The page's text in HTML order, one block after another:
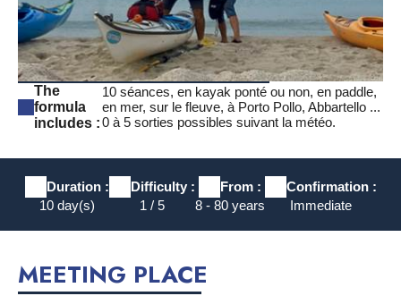
The
formula
includes :
10 séances, en kayak ponté ou non, en paddle,
en mer, sur le fleuve, à Porto Pollo, Abbartello ...
0 à 5 sorties possibles suivant la météo.
Duration :
10 day(s)
Difficulty :
1 / 5
From :
8 - 80 years
Confirmation :
Immediate
MEETING PLACE